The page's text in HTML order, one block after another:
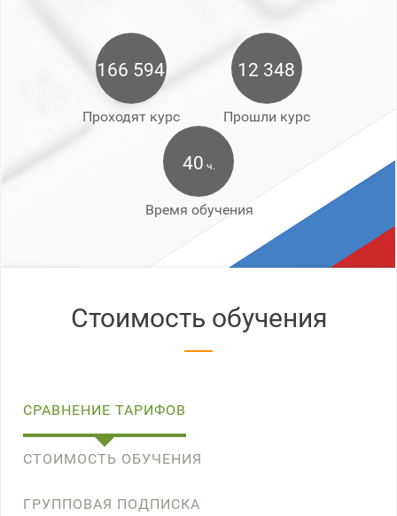
166 594
Проходят курс
12 348
Прошли курс
40 ч.
Время обучения
Стоимость обучения
СРАВНЕНИЕ ТАРИФОВ
СТОИМОСТЬ ОБУЧЕНИЯ
ГРУППОВАЯ ПОДПИСКА